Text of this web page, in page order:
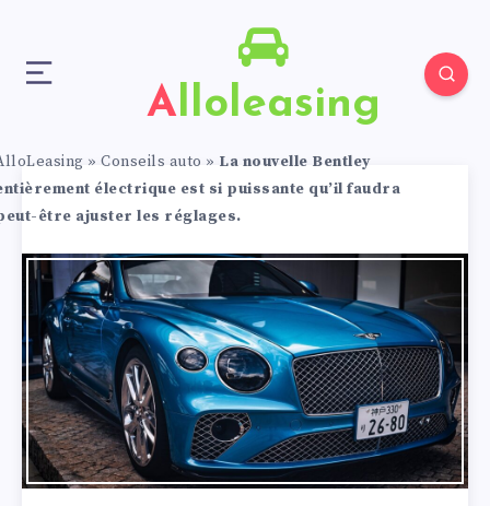
Alloleasing
» Conseils auto » La nouvelle Bentley
électrique est si puissante qu’il faudra
être ajuster les réglages.